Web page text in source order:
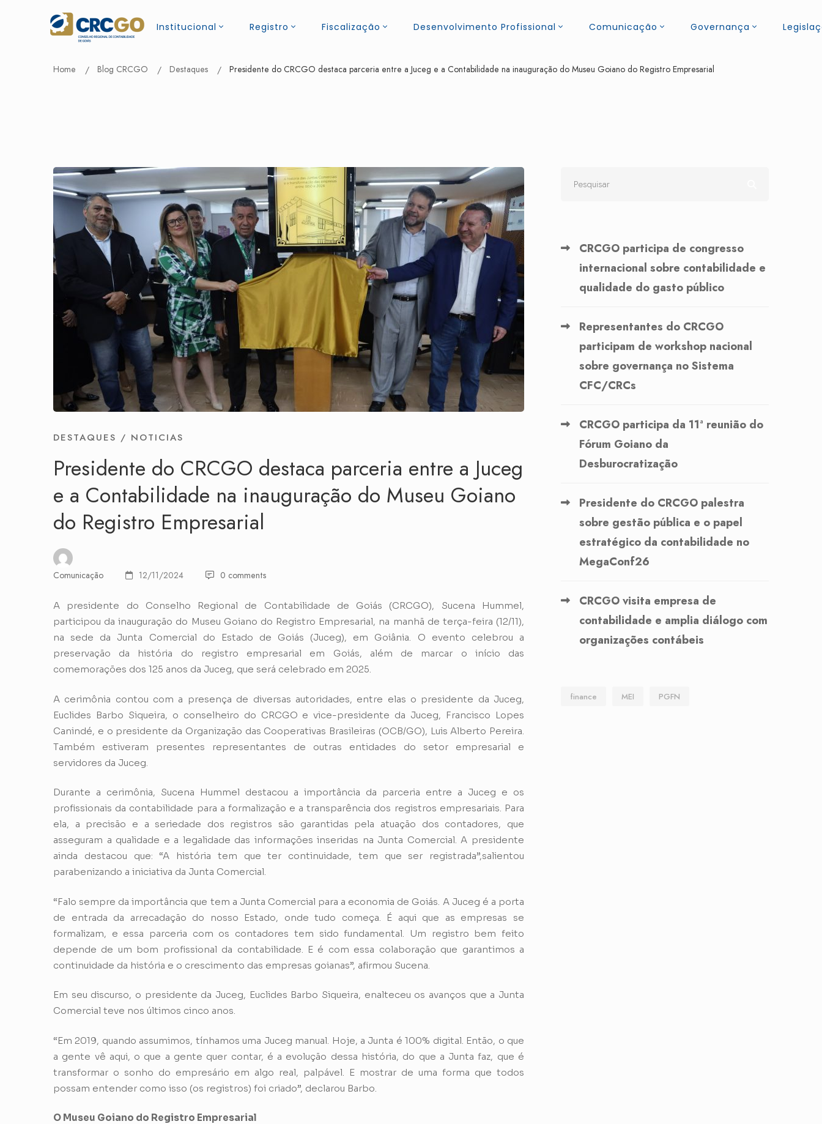
Institucional Registro Fiscalização Desenvolvimento Profissional Comunicação Governança
Home Blog CRCGO Destaques Presidente do CRCGO destaca parceria entre a Juceg e a Contabilidade na inauguração do Museu Goiano do Registro Empresarial
DESTAQUES / NOTICIAS
Presidente do CRCGO destaca parceria entre a Juceg
e a Contabilidade na inauguração do Museu Goiano
do Registro Empresarial
Comunicação 12/11/2024 0 comments
A presidente do Conselho Regional de Contabilidade de Goiás (CRCGO), Sucena Hummel,
participou da inauguração do Museu Goiano do Registro Empresarial, na manhã de terça-feira (12/11),
na sede da Junta Comercial do Estado de Goiás (Juceg), em Goiânia. O evento celebrou a
preservação da história do registro empresarial em Goiás, além de marcar o início das
comemorações dos 125 anos da Juceg, que será celebrado em 2025.
A cerimônia contou com a presença de diversas autoridades, entre elas o presidente da Juceg,
Euclides Barbo Siqueira, o conselheiro do CRCGO e vice-presidente da Juceg, Francisco Lopes
Canindé, e o presidente da Organização das Cooperativas Brasileiras (OCB/GO), Luis Alberto Pereira.
Também estiveram presentes representantes de outras entidades do setor empresarial e
servidores da Juceg.
Durante a cerimônia, Sucena Hummel destacou a importância da parceria entre a Juceg e os
profissionais da contabilidade para a formalização e a transparência dos registros empresariais. Para
ela, a precisão e a seriedade dos registros são garantidas pela atuação dos contadores, que
asseguram a qualidade e a legalidade das informações inseridas na Junta Comercial. A presidente
ainda destacou que: “A história tem que ter continuidade, tem que ser registrada”,salientou
parabenizando a iniciativa da Junta Comercial.
“Falo sempre da importância que tem a Junta Comercial para a economia de Goiás. A Juceg é a porta
de entrada da arrecadação do nosso Estado, onde tudo começa. É aqui que as empresas se
formalizam, e essa parceria com os contadores tem sido fundamental. Um registro bem feito
depende de um bom profissional da contabilidade. E é com essa colaboração que garantimos a
continuidade da história e o crescimento das empresas goianas”, afirmou Sucena.
Em seu discurso, o presidente da Juceg, Euclides Barbo Siqueira, enalteceu os avanços que a Junta
Comercial teve nos últimos cinco anos.
“Em 2019, quando assumimos, tínhamos uma Juceg manual. Hoje, a Junta é 100% digital. Então, o que
a gente vê aqui, o que a gente quer contar, é a evolução dessa história, do que a Junta faz, que é
transformar o sonho do empresário em algo real, palpável. E mostrar de uma forma que todos
possam entender como isso (os registros) foi criado”, declarou Barbo.
O Museu Goiano do Registro Empresarial
CRCGO participa de congresso
internacional sobre contabilidade e
qualidade do gasto público
Representantes do CRCGO
participam de workshop nacional
sobre governança no Sistema
CFC/CRCs
CRCGO participa da 11ª reunião do
Fórum Goiano da
Desburocratização
Presidente do CRCGO palestra
sobre gestão pública e o papel
estratégico da contabilidade no
MegaConf26
CRCGO visita empresa de
contabilidade e amplia diálogo com
organizações contábeis
finance MEI PGFN